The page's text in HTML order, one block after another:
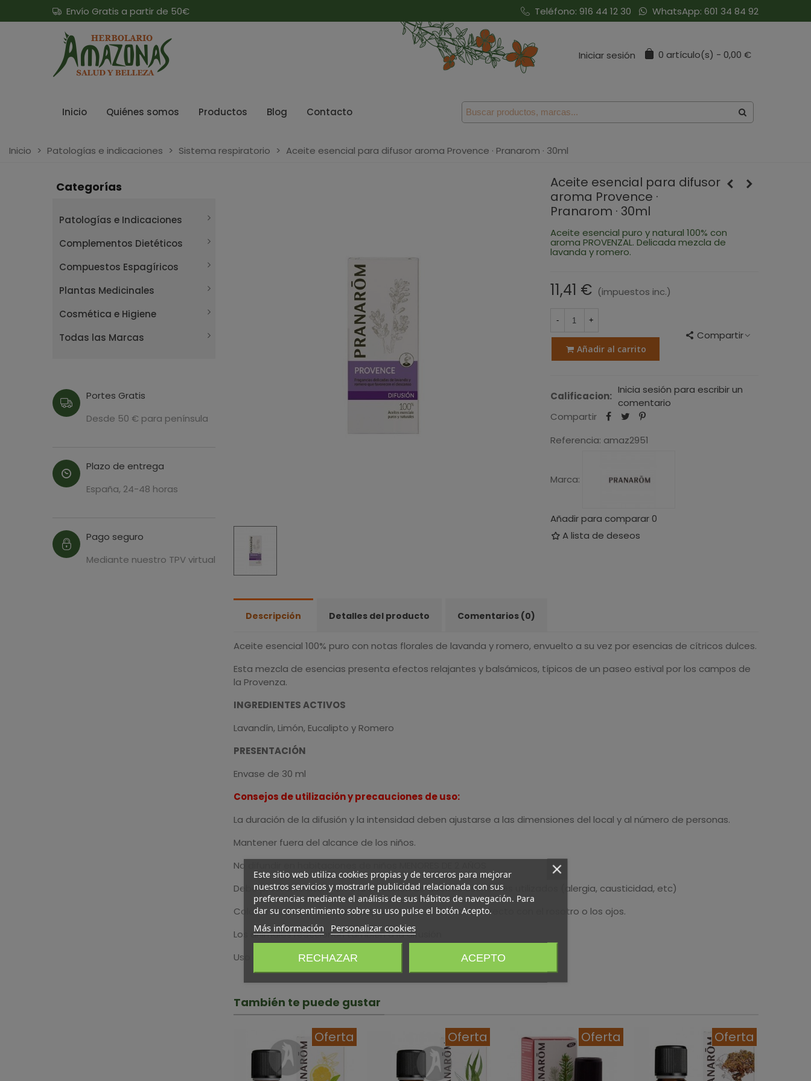
Envío Gratis a partir de 50€ Teléfono: 916 44 12 30 WhatsApp: 601 34 84 92
Iniciar sesión 0 artículo(s) - 0,00 €
Inicio Quiénes somos Productos Blog Contacto
Inicio > Patologías e indicaciones > Sistema respiratorio > Aceite esencial para difusor aroma Provence · Pranarom · 30ml
Categorías
Patologías e Indicaciones
Complementos Dietéticos
Compuestos Espagíricos
Plantas Medicinales
Cosmética e Higiene
Todas las Marcas
Portes Gratis
Desde 50 € para península
Plazo de entrega
España, 24-48 horas
Pago seguro
Mediante nuestro TPV virtual
Aceite esencial para difusor
aroma Provence ·
Pranarom · 30ml
Aceite esencial puro y natural 100% con
aroma PROVENZAL. Delicada mezcla de
lavanda y romero.
11,41 € (impuestos inc.)
- +
Añadir al carrito
Compartir
Calificacion:
Inicia sesión para escribir un
comentario
Compartir
Referencia: amaz2951
Marca:
Añadir para comparar0
A lista de deseos
Descripción Detalles del producto Comentarios (0)
Aceite esencial 100% puro con notas florales de lavanda y romero, envuelto a su vez por esencias de cítricos dulces.
Esta mezcla de esencias presenta efectos relajantes y balsámicos, típicos de un paseo estival por los campos de
la Provenza.
INGREDIENTES ACTIVOS
Lavandín, Limón, Eucalipto y Romero
PRESENTACIÓN
Envase de 30 ml
Consejos de utilización y precauciones de uso:
La duración de la difusión y la intensidad deben ajustarse a las dimensiones del local y al número de personas.
Mantener fuera del alcance de los niños.
No difundir en habitaciones de niños MENORES DE 2 AÑOS
Debe prestarse atención a la selección de aceites esenciales utilizados (alergia, causticidad, etc)
Colocar el difusor de manera que se evite el contacto directo con el rosotro o los ojos.
Los animales reaccionan también a la difusión
Uso externo
También te puede gustar
Oferta Oferta Oferta Oferta
Este sitio web utiliza cookies propias y de terceros para mejorar
nuestros servicios y mostrarle publicidad relacionada con sus
preferencias mediante el análisis de sus hábitos de navegación. Para
dar su consentimiento sobre su uso pulse el botón Acepto.
Más información Personalizar cookies
RECHAZAR ACEPTO